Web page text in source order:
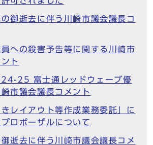
御逝去に伴う川崎市議会議長コ
への殺害予告等に関する川崎市
ト
25 富士通レッドウェーブ優
市議会議長コメント
きレイアウト等作成業務委託」に
ロポーザルについて
逝去に伴う川崎市議会議長コメ